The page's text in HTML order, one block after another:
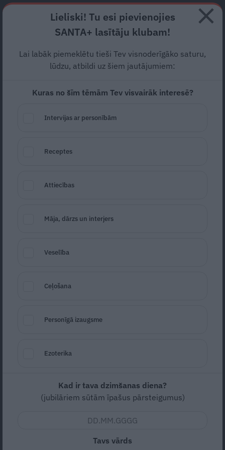
Abonē
Ar cūkgaļu un rikotas sieru pildīti
makaronu gliemežvāki
akcijas cena, ko pagatavot?10 garšīgas
receptes
Lieliski! Tu esi pievienojies
SANTA+ lasītāju klubam!
Lai labāk piemeklētu tieši Tev visnoderīgāko saturu,
lūdzu, atbildi uz šiem jautājumiem:
Kuras no šīm tēmām Tev visvairāk interesē?
Intervijas ar personībām
Receptes
Attiecības
Māja, dārzs un interjers
Veselība
Ceļošana
Personīgā izaugsme
Ezoterika
Kad ir tava dzimšanas diena?
(jubilāriem sūtām īpašus pārsteigumus)
Tavs vārds